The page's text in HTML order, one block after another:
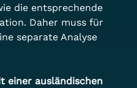
die entsprechende
Daher muss für
separate Analyse
einer ausländischen